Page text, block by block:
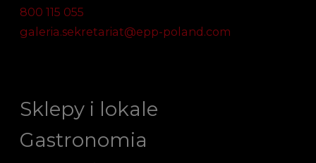
800 115 055
galeria.sekretariat@epp-poland.com
Sklepy i lokale
Gastronomia